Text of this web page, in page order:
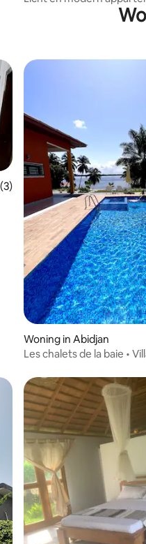
beoordeling van 4,67
Woning in Abidjan
Les chalets de la baie •